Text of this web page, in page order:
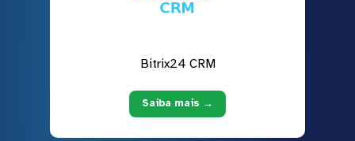
Bitrix24 CRM
Saiba mais →